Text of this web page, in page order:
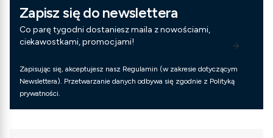
Zapisz się do newslettera
Co parę tygodni dostaniesz maila z nowościami,
ciekawostkami, promocjami!
Zapisując się, akceptujesz nasz Regulamin (w zakresie dotyczącym
Newslettera). Przetwarzanie danych odbywa się zgodnie z Polityką
prywatności.